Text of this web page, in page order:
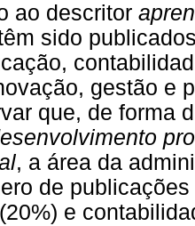
ao descritor
sido
gestão e
que, de forma
, a área da
de
e